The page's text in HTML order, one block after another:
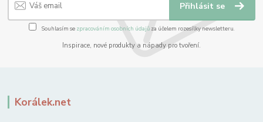
Přihlásit se
Souhlasím se zpracováním osobních údajůza účelem rozesílky newsletteru.
Inspirace, nové produkty a nápady pro tvoření.
Korálek.net